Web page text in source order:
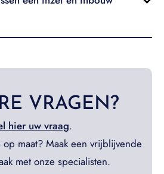
VRAGEN?
hier uw vraag.
maat? Maak een vrijblijvende
met onze specialisten.